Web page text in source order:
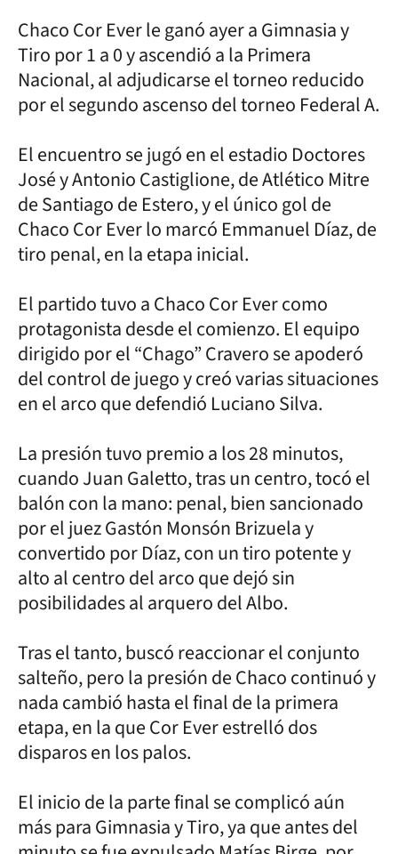
Chaco Cor Ever le ganó ayer a Gimnasia y
Tiro por 1 a 0 y ascendió a la Primera
Nacional, al adjudicarse el torneo reducido
por el segundo ascenso del torneo Federal A.
El encuentro se jugó en el estadio Doctores
José y Antonio Castiglione, de Atlético Mitre
de Santiago de Estero, y el único gol de
Chaco Cor Ever lo marcó Emmanuel Díaz, de
tiro penal, en la etapa inicial.
El partido tuvo a Chaco Cor Ever como
protagonista desde el comienzo. El equipo
dirigido por el “Chago” Cravero se apoderó
del control de juego y creó varias situaciones
en el arco que defendió Luciano Silva.
La presión tuvo premio a los 28 minutos,
cuando Juan Galetto, tras un centro, tocó el
balón con la mano: penal, bien sancionado
por el juez Gastón Monsón Brizuela y
convertido por Díaz, con un tiro potente y
alto al centro del arco que dejó sin
posibilidades al arquero del Albo.
Tras el tanto, buscó reaccionar el conjunto
salteño, pero la presión de Chaco continuó y
nada cambió hasta el final de la primera
etapa, en la que Cor Ever estrelló dos
disparos en los palos.
El inicio de la parte final se complicó aún
más para Gimnasia y Tiro, ya que antes del